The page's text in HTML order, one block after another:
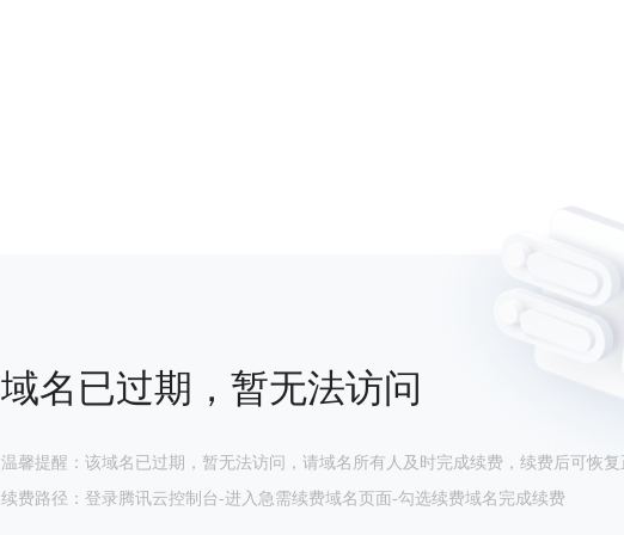
域名已过期，暂无法访问
温馨提醒：该域名已过期，暂无法访问，请域名所有人及时完成续费，续费后可恢复
续费路径：登录腾讯云控制台-进入急需续费域名页面-勾选续费域名完成续费